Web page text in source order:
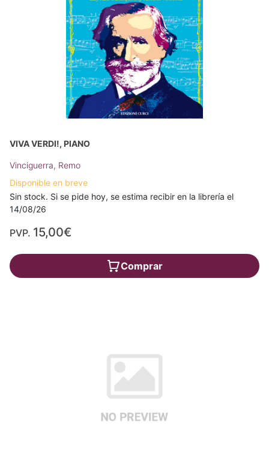
VIVA VERDI!, PIANO
Vinciguerra, Remo
Disponible en breve
Sin stock. Si se pide hoy, se estima recibir en la librería el
14/08/26
PVP. 15,00€
Comprar